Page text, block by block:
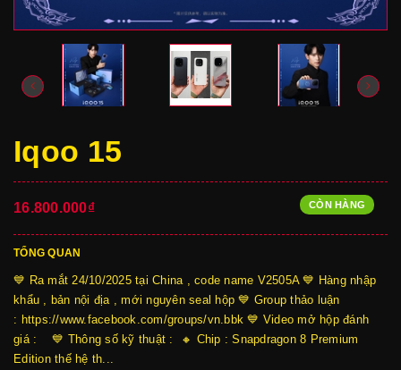
Iqoo 15
16.800.000₫ CÒN HÀNG
TỔNG QUAN
💙 Ra mắt 24/10/2025 tại China , code name V2505A 💙 Hàng nhập
khẩu , bản nội địa , mới nguyên seal hộp 💙 Group thảo luận
: https://www.facebook.com/groups/vn.bbk 💙 Video mở hộp đánh
giá : 💙 Thông số kỹ thuật : 🔸 Chip : Snapdragon 8 Premium
Edition thế hệ th...